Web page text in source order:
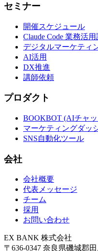
セミナー
開催スケジュール
Claude Code 業務活
デジタルマーケティ
AI活用
DX推進
講師依頼
プロダクト
BOOKBOT (AIチャ
マーケティングダッ
SNS自動化ツール
会社
会社概要
代表メッセージ
チーム
採用
お問い合わせ
EX BANK 株式会社
〒636-0347 奈良県磯城郡